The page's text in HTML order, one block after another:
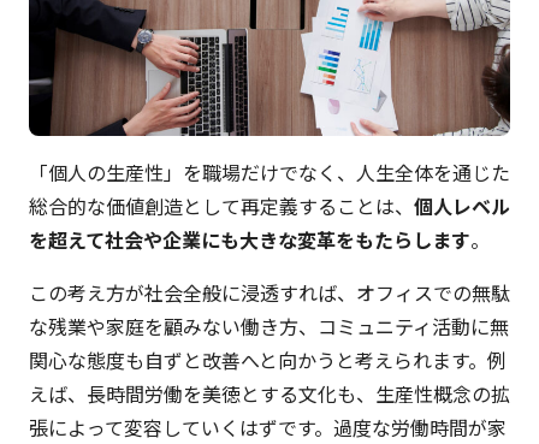
「個人の生産性」を職場だけでなく、人生全体を通じた
総合的な価値創造として再定義することは、 個人レベル
を超えて社会や企業にも大きな変革をもたらします。
この考え方が社会全般に浸透すれば、オフィスでの無駄
な残業や家庭を顧みない働き方、コミュニティ活動に無
関心な態度も自ずと改善へと向かうと考えられます。例
えば、長時間労働を美徳とする文化も、生産性概念の拡
張によって変容していくはずです。過度な労働時間が家